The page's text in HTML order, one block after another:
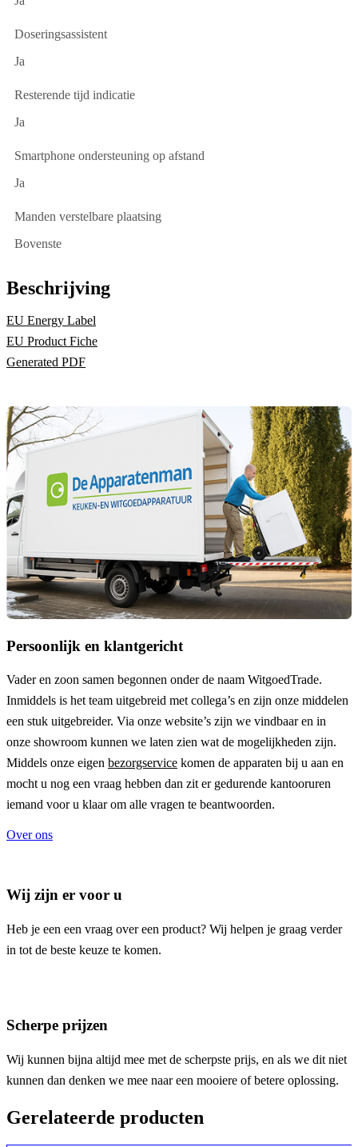
Doseringsassistent
Ja
Resterende tijd indicatie
Ja
Smartphone ondersteuning op afstand
Ja
Manden verstelbare plaatsing
Bovenste
Beschrijving
EU Energy Label
EU Product Fiche
Generated PDF
Persoonlijk en klantgericht
Vader en zoon samen begonnen onder de naam WitgoedTrade.
Inmiddels is het team uitgebreid met collega’s en zijn onze middelen
een stuk uitgebreider. Via onze website’s zijn we vindbaar en in
onze showroom kunnen we laten zien wat de mogelijkheden zijn.
Middels onze eigen bezorgservice komen de apparaten bij u aan en
mocht u nog een vraag hebben dan zit er gedurende kantooruren
iemand voor u klaar om alle vragen te beantwoorden.
Over ons
Wij zijn er voor u
Heb je een een vraag over een product? Wij helpen je graag verder
in tot de beste keuze te komen.
Scherpe prijzen
Wij kunnen bijna altijd mee met de scherpste prijs, en als we dit niet
kunnen dan denken we mee naar een mooiere of betere oplossing.
Gerelateerde producten